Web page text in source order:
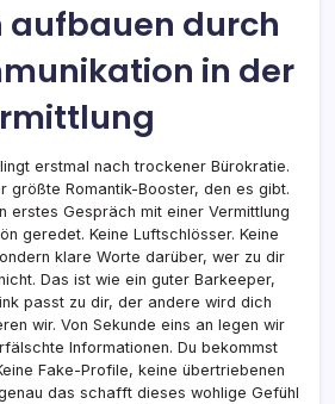
aufbauen durch
in der
erstmal nach trockener Bürokratie.
größte Romantik-Booster, den es gibt.
erstes Gespräch mit einer Vermittlung
geredet. Keine Luftschlösser. Keine
klare Worte darüber, wer zu dir
Das ist wie ein guter Barkeeper,
passt zu dir, der andere wird dich
wir. Von Sekunde eins an legen wir
Informationen. Du bekommst
Fake-Profile, keine übertriebenen
das schafft dieses wohlige Gefühl